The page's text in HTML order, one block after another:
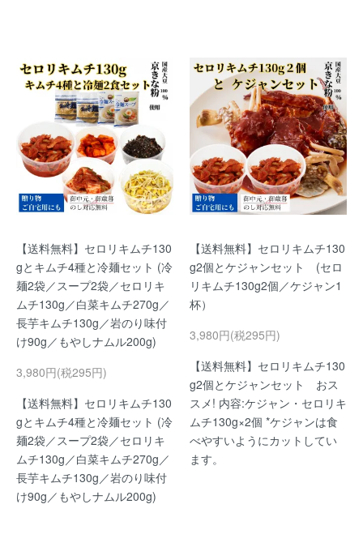
【送料無料】セロリキムチ130
gとキムチ4種と冷麺セット (冷
麺2袋／スープ2袋／セロリキ
ムチ130g／白菜キムチ270g／
長芋キムチ130g／岩のり味付
け90g／もやしナムル200g)
3,980円(税295円)
【送料無料】セロリキムチ130
gとキムチ4種と冷麺セット (冷
麺2袋／スープ2袋／セロリキ
ムチ130g／白菜キムチ270g／
長芋キムチ130g／岩のり味付
け90g／もやしナムル200g)
【送料無料】セロリキムチ130
g2個とケジャンセット (セロ
リキムチ130g2個／ケジャン1
杯）
3,980円(税295円)
【送料無料】セロリキムチ130
g2個とケジャンセット おス
スメ! 内容:ケジャン・セロリキ
ムチ130g×2個 *ケジャンは食
べやすいようにカットしてい
ます。